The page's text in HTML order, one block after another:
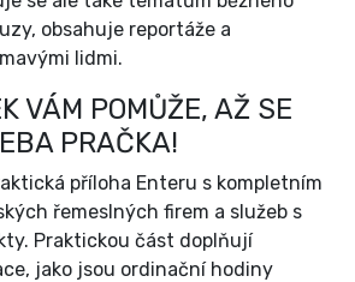
obsahuje reportáže a
lidmi.
VÁM POMŮŽE, AŽ SE
PRAČKA!
příloha Enteru s kompletním
řemeslných firem a služeb s
Praktickou část doplňují
jako jsou ordinační hodiny